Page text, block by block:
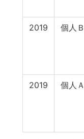
2019 個人Ｂ
2019 個人Ａ